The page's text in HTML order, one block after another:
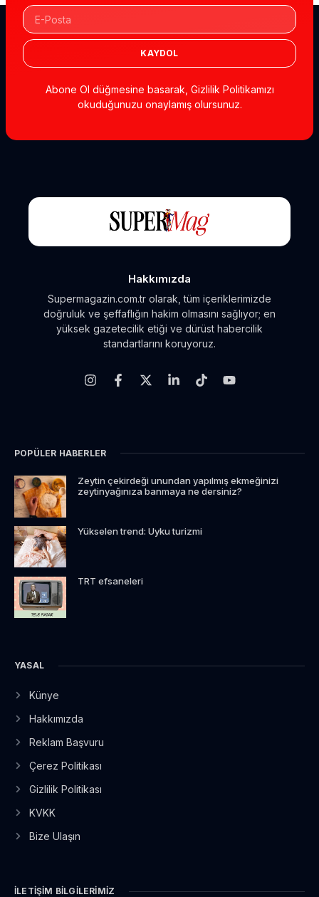
KAYDOL
Abone Ol düğmesine basarak, Gizlilik Politikamızı
okuduğunuzu onaylamış olursunuz.
Hakkımızda
Supermagazin.com.tr olarak, tüm içeriklerimizde
doğruluk ve şeffaflığın hakim olmasını sağlıyor; en
yüksek gazetecilik etiği ve dürüst habercilik
standartlarını koruyoruz.
POPÜLER HABERLER
Zeytin çekirdeği unundan yapılmış ekmeğinizi
zeytinyağınıza banmaya ne dersiniz?
Yükselen trend: Uyku turizmi
TRT efsaneleri
YASAL
Künye
Hakkımızda
Reklam Başvuru
Çerez Politikası
Gizlilik Politikası
KVKK
Bize Ulaşın
İLETIŞIM BILGILERIMIZ